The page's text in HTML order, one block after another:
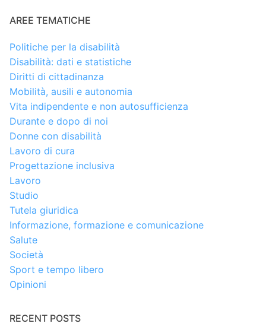
AREE TEMATICHE
Politiche per la disabilità
Disabilità: dati e statistiche
Diritti di cittadinanza
Mobilità, ausili e autonomia
Vita indipendente e non autosufficienza
Durante e dopo di noi
Donne con disabilità
Lavoro di cura
Progettazione inclusiva
Lavoro
Studio
Tutela giuridica
Informazione, formazione e comunicazione
Salute
Società
Sport e tempo libero
Opinioni
RECENT POSTS